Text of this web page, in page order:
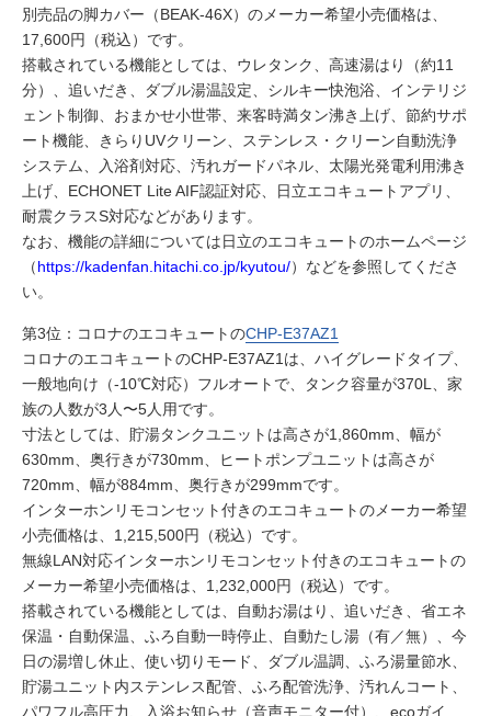
別売品の脚カバー（BEAK-46X）のメーカー希望小売価格は、
17,600円（税込）です。
搭載されている機能としては、ウレタンク、高速湯はり（約11
分）、追いだき、ダブル湯温設定、シルキー快泡浴、インテリジ
ェント制御、おまかせ小世帯、来客時満タン沸き上げ、節約サポ
ート機能、きらりUVクリーン、ステンレス・クリーン自動洗浄
システム、入浴剤対応、汚れガードパネル、太陽光発電利用沸き
上げ、ECHONET Lite AIF認証対応、日立エコキュートアプリ、
耐震クラスS対応などがあります。
なお、機能の詳細については日立のエコキュートのホームページ
（https://kadenfan.hitachi.co.jp/kyutou/）などを参照してくださ
い。
第3位：コロナのエコキュートのCHP-E37AZ1
コロナのエコキュートのCHP-E37AZ1は、ハイグレードタイプ、
一般地向け（-10℃対応）フルオートで、タンク容量が370L、家
族の人数が3人〜5人用です。
寸法としては、貯湯タンクユニットは高さが1,860mm、幅が
630mm、奥行きが730mm、ヒートポンプユニットは高さが
720mm、幅が884mm、奥行きが299mmです。
インターホンリモコンセット付きのエコキュートのメーカー希望
小売価格は、1,215,500円（税込）です。
無線LAN対応インターホンリモコンセット付きのエコキュートの
メーカー希望小売価格は、1,232,000円（税込）です。
搭載されている機能としては、自動お湯はり、追いだき、省エネ
保温・自動保温、ふろ自動一時停止、自動たし湯（有／無）、今
日の湯増し休止、使い切りモード、ダブル温調、ふろ湯量節水、
貯湯ユニット内ステンレス配管、ふろ配管洗浄、汚れんコート、
パワフル高圧力、入浴お知らせ（音声モニター付）、ecoガイ